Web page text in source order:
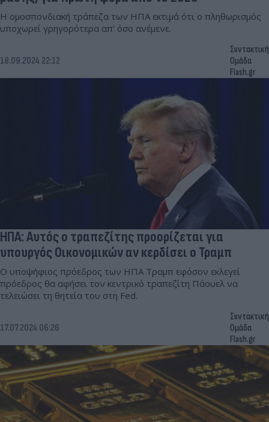
Η ομοσπονδιακή τράπεζα των ΗΠΑ εκτιμά ότι ο πληθωρισμός
υποχωρεί γρηγορότερα απ' όσο ανέμενε.
18.09.2024 22:12
Συντακτική
Ομάδα
Flash.gr
ΗΠΑ: Αυτός ο τραπεζίτης προορίζεται για
υπουργός Οικονομικών αν κερδίσει ο Τραμπ
Ο υποψήφιος πρόεδρος των ΗΠΑ Τραμπ εφόσον εκλεγεί
πρόεδρος θα αφήσει τον κεντρικό τραπεζίτη Πάουελ να
τελειώσει τη θητεία του στη Fed.
17.07.2024 06:26
Συντακτική
Ομάδα
Flash.gr